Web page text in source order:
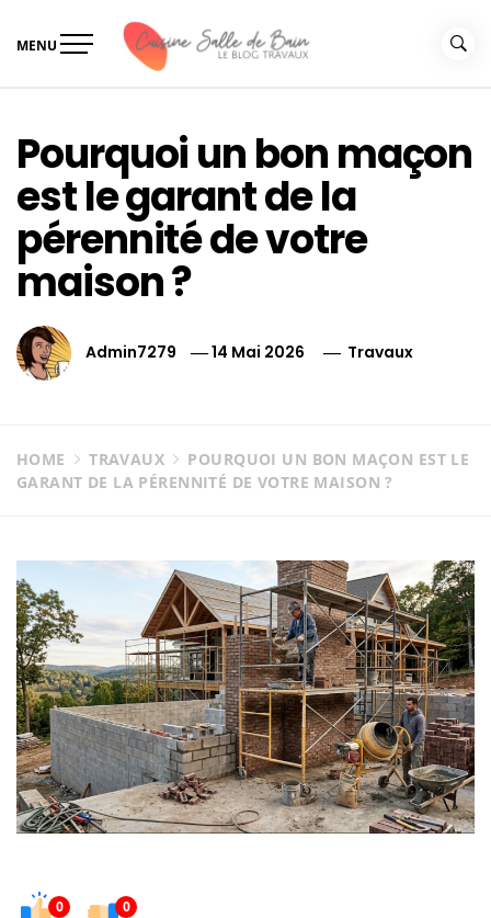
MENU
Pourquoi un bon maçon
est le garant de la
pérennité de votre
maison ?
Admin7279 14 Mai 2026 Travaux
HOME TRAVAUX
POURQUOI UN BON MAÇON EST LE
GARANT DE LA PÉRENNITÉ DE VOTRE MAISON ?
0 0